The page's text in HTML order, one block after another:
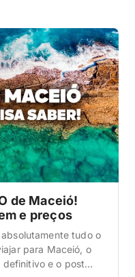
de Maceió!
e preços
tudo o
para Maceió, o
definitivo e o post